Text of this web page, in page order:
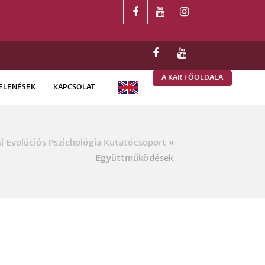
KAPCSOLAT ENGLISH
A KAR FŐOLDALA
Evolúciós Pszichológia Kutatócsoport
Együttműködések